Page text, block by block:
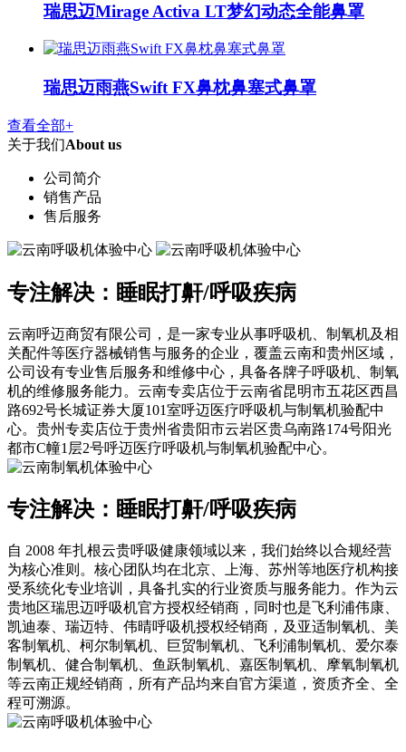
瑞思迈Mirage Activa LT梦幻动态全能鼻罩
瑞思迈雨燕Swift FX鼻枕鼻塞式鼻罩
查看全部+
关于我们About us
公司简介
销售产品
售后服务
专注解决：睡眠打鼾/呼吸疾病
云南呼迈商贸有限公司，是一家专业从事呼吸机、制氧机及相
关配件等医疗器械销售与服务的企业，覆盖云南和贵州区域，
公司设有专业售后服务和维修中心，具备各牌子呼吸机、制氧
机的维修服务能力。云南专卖店位于云南省昆明市五花区西昌
路692号长城证券大厦101室呼迈医疗呼吸机与制氧机验配中
心。贵州专卖店位于贵州省贵阳市云岩区贵乌南路174号阳光
都市C幢1层2号呼迈医疗呼吸机与制氧机验配中心。
专注解决：睡眠打鼾/呼吸疾病
自 2008 年扎根云贵呼吸健康领域以来，我们始终以合规经营
为核心准则。核心团队均在北京、上海、苏州等地医疗机构接
受系统化专业培训，具备扎实的行业资质与服务能力。作为云
贵地区瑞思迈呼吸机官方授权经销商，同时也是飞利浦伟康、
凯迪泰、瑞迈特、伟晴呼吸机授权经销商，及亚适制氧机、美
客制氧机、柯尔制氧机、巨贸制氧机、飞利浦制氧机、爱尔泰
制氧机、健合制氧机、鱼跃制氧机、嘉医制氧机、摩氧制氧机
等云南正规经销商，所有产品均来自官方渠道，资质齐全、全
程可溯源。